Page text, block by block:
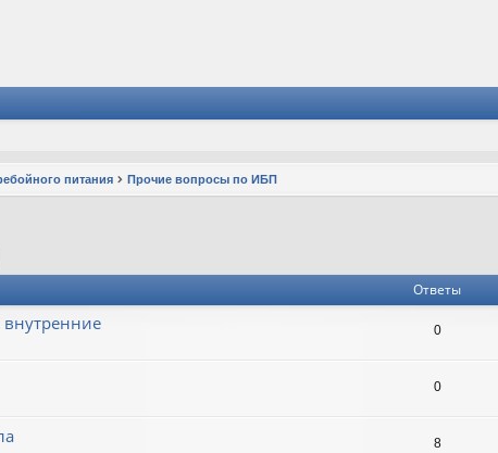
питания Прочие вопросы по ИБП
Ответы
внутренние 0
0
8